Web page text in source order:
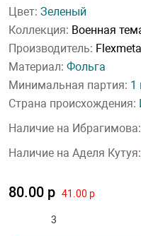
Цвет: Зеленый
Коллекция: Военная
Производитель:
Материал: Фольга
Минимальная партия: 1
Страна происхождения:
Наличие на Ибрагимова:
Наличие на Аделя Кутуя:
80.00 р 41.00 р